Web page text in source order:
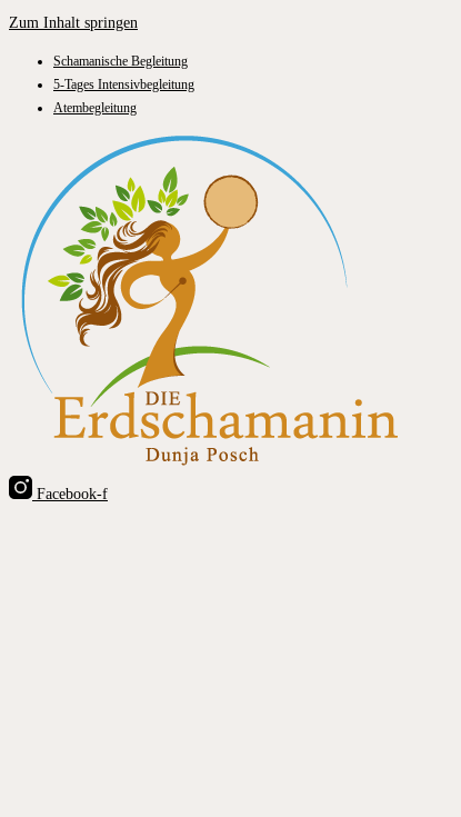
Zum Inhalt springen
Schamanische Begleitung
5-Tages Intensivbegleitung
Atembegleitung
Facebook-f